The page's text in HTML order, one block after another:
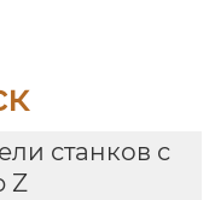
станков с
Z